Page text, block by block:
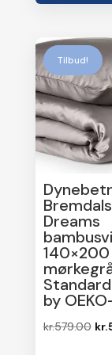
Tilbud!
Dreams
by
kr.579.00 kr.